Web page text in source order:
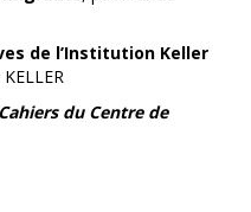
de l’Institution Keller
Cahiers du Centre de